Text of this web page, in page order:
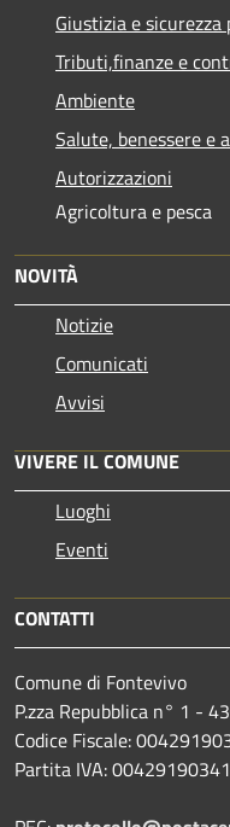
Giustizia e sicurezza
Tributi,finanze e
Ambiente
Salute, benessere e
Autorizzazioni
Agricoltura e pesca
NOVITÀ
Notizie
Comunicati
Avvisi
VIVERE IL COMUNE
Luoghi
Eventi
CONTATTI
Comune di Fontevivo
P.zza Repubblica n° 1 -
Codice Fiscale:
Partita IVA: 00429190341